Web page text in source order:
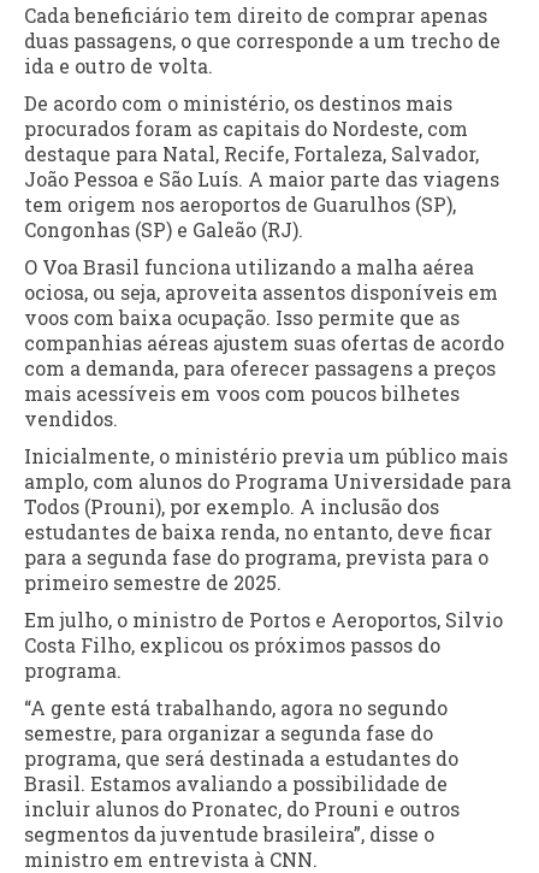
Cada beneficiário tem direito de comprar apenas
duas passagens, o que corresponde a um trecho de
ida e outro de volta.
De acordo com o ministério, os destinos mais
procurados foram as capitais do Nordeste, com
destaque para Natal, Recife, Fortaleza, Salvador,
João Pessoa e São Luís. A maior parte das viagens
tem origem nos aeroportos de Guarulhos (SP),
Congonhas (SP) e Galeão (RJ).
O Voa Brasil funciona utilizando a malha aérea
ociosa, ou seja, aproveita assentos disponíveis em
voos com baixa ocupação. Isso permite que as
companhias aéreas ajustem suas ofertas de acordo
com a demanda, para oferecer passagens a preços
mais acessíveis em voos com poucos bilhetes
vendidos.
Inicialmente, o ministério previa um público mais
amplo, com alunos do Programa Universidade para
Todos (Prouni), por exemplo. A inclusão dos
estudantes de baixa renda, no entanto, deve ficar
para a segunda fase do programa, prevista para o
primeiro semestre de 2025.
Em julho, o ministro de Portos e Aeroportos, Silvio
Costa Filho, explicou os próximos passos do
programa.
“A gente está trabalhando, agora no segundo
semestre, para organizar a segunda fase do
programa, que será destinada a estudantes do
Brasil. Estamos avaliando a possibilidade de
incluir alunos do Pronatec, do Prouni e outros
segmentos da juventude brasileira”, disse o
ministro em entrevista à CNN.